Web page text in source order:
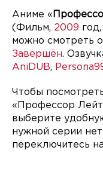
Аниме «
(Фильм, 2009
можно смотреть
Завершён.
AniDUB,
Чтобы
«Профессор
выберите
нужной серии
переключитесь